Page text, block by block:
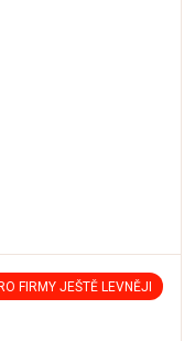
FIRMY JEŠTĚ LEVNĚJI